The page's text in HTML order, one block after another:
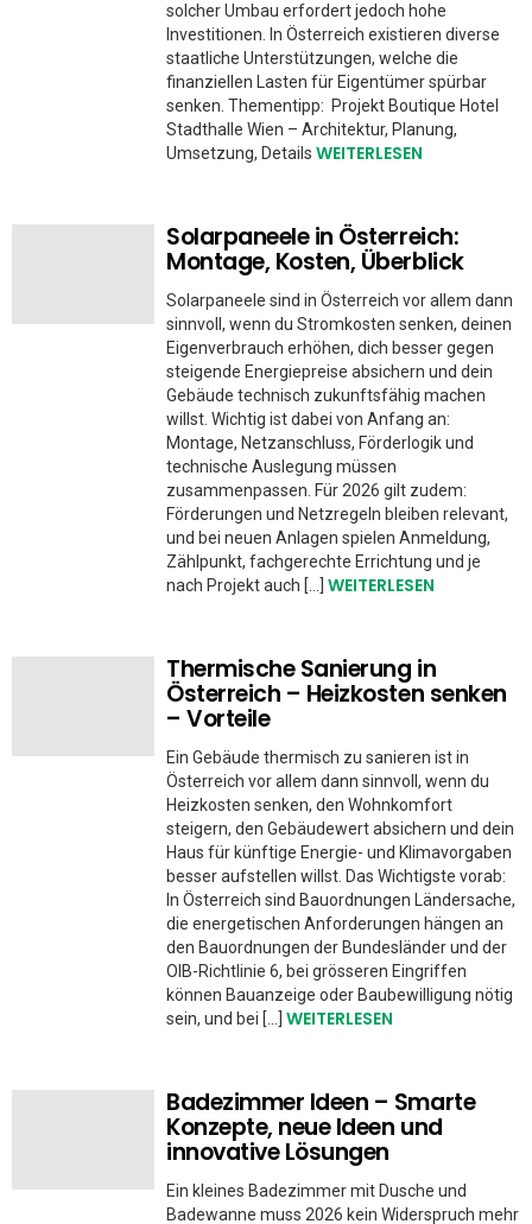
solcher Umbau erfordert jedoch hohe
Investitionen. In Österreich existieren diverse
staatliche Unterstützungen, welche die
finanziellen Lasten für Eigentümer spürbar
senken. Thementipp: Projekt Boutique Hotel
Stadthalle Wien – Architektur, Planung,
Umsetzung, Details WEITERLESEN
Solarpaneele in Österreich:
Montage, Kosten, Überblick
Solarpaneele sind in Österreich vor allem dann
sinnvoll, wenn du Stromkosten senken, deinen
Eigenverbrauch erhöhen, dich besser gegen
steigende Energiepreise absichern und dein
Gebäude technisch zukunftsfähig machen
willst. Wichtig ist dabei von Anfang an:
Montage, Netzanschluss, Förderlogik und
technische Auslegung müssen
zusammenpassen. Für 2026 gilt zudem:
Förderungen und Netzregeln bleiben relevant,
und bei neuen Anlagen spielen Anmeldung,
Zählpunkt, fachgerechte Errichtung und je
nach Projekt auch […] WEITERLESEN
Thermische Sanierung in
Österreich – Heizkosten senken
– Vorteile
Ein Gebäude thermisch zu sanieren ist in
Österreich vor allem dann sinnvoll, wenn du
Heizkosten senken, den Wohnkomfort
steigern, den Gebäudewert absichern und dein
Haus für künftige Energie- und Klimavorgaben
besser aufstellen willst. Das Wichtigste vorab:
In Österreich sind Bauordnungen Ländersache,
die energetischen Anforderungen hängen an
den Bauordnungen der Bundesländer und der
OIB-Richtlinie 6, bei grösseren Eingriffen
können Bauanzeige oder Baubewilligung nötig
sein, und bei […] WEITERLESEN
Badezimmer Ideen – Smarte
Konzepte, neue Ideen und
innovative Lösungen
Ein kleines Badezimmer mit Dusche und
Badewanne muss 2026 kein Widerspruch mehr